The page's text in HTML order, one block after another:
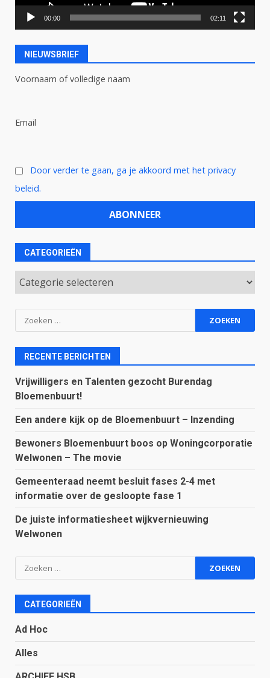
00:00 02:11
NIEUWSBRIEF
Voornaam of volledige naam
Email
Door verder te gaan, ga je akkoord met het privacy
beleid.
CATEGORIEËN
Categorieën
Zoeken
naar:
RECENTE BERICHTEN
Vrijwilligers en Talenten gezocht Burendag
Bloemenbuurt!
Een andere kijk op de Bloemenbuurt – Inzending
Bewoners Bloemenbuurt boos op Woningcorporatie
Welwonen – The movie
Gemeenteraad neemt besluit fases 2-4 met
informatie over de gesloopte fase 1
De juiste informatiesheet wijkvernieuwing
Welwonen
Zoeken
naar:
CATEGORIEËN
Ad Hoc
Alles